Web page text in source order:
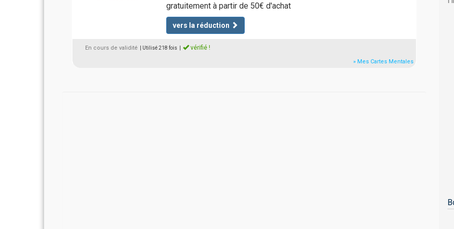
gratuitement à partir de 50€ d'achat
vers la réduction
En cours de validité | Utilisé 218 fois vérifié !
» Mes Cartes Mentales